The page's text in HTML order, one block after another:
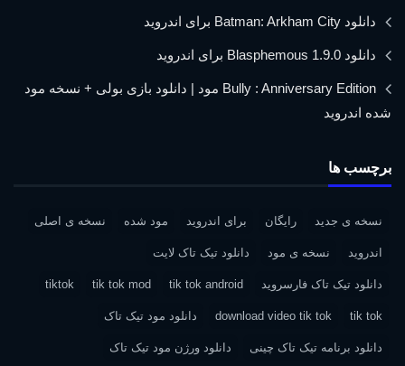
دانلود Batman: Arkham City برای اندروید
دانلود Blasphemous 1.9.0 برای اندروید
Bully : Anniversary Edition مود | دانلود بازی بولی + نسخه مود
شده اندروید
برچسب ها
نسخه ی جدید رایگان برای اندروید مود شده نسخه ی اصلی
اندروید نسخه ی مود دانلود تیک تاک لایت
دانلود تیک تاک فارسروید tik tok android
tik tok mod
tiktok
tik tok
download video tik tok دانلود مود تیک تاک
دانلود برنامه تیک تاک چینی دانلود ورژن مود تیک تاک